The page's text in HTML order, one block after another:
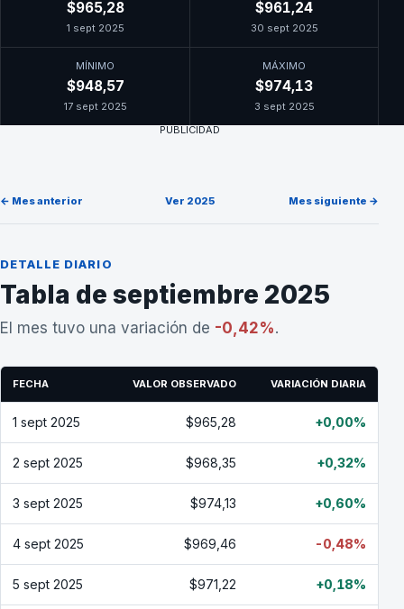
$965,28
1 sept 2025
$961,24
30 sept 2025
MÍNIMO
$948,57
17 sept 2025
MÁXIMO
$974,13
3 sept 2025
PUBLICIDAD
← Mes anterior Ver 2025 Mes siguiente →
DETALLE DIARIO
Tabla de septiembre 2025
El mes tuvo una variación de -0,42%.
FECHA VALOR OBSERVADO VARIACIÓN DIARIA
1 sept 2025 $965,28 +0,00%
2 sept 2025 $968,35 +0,32%
3 sept 2025 $974,13 +0,60%
4 sept 2025 $969,46 -0,48%
5 sept 2025 $971,22 +0,18%